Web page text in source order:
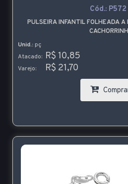
Cód.: P572
PULSEIRA INFANTIL FOLHEADA A
Unid.: pç
Atacado: R$ 10,85
Varejo: R$ 21,70